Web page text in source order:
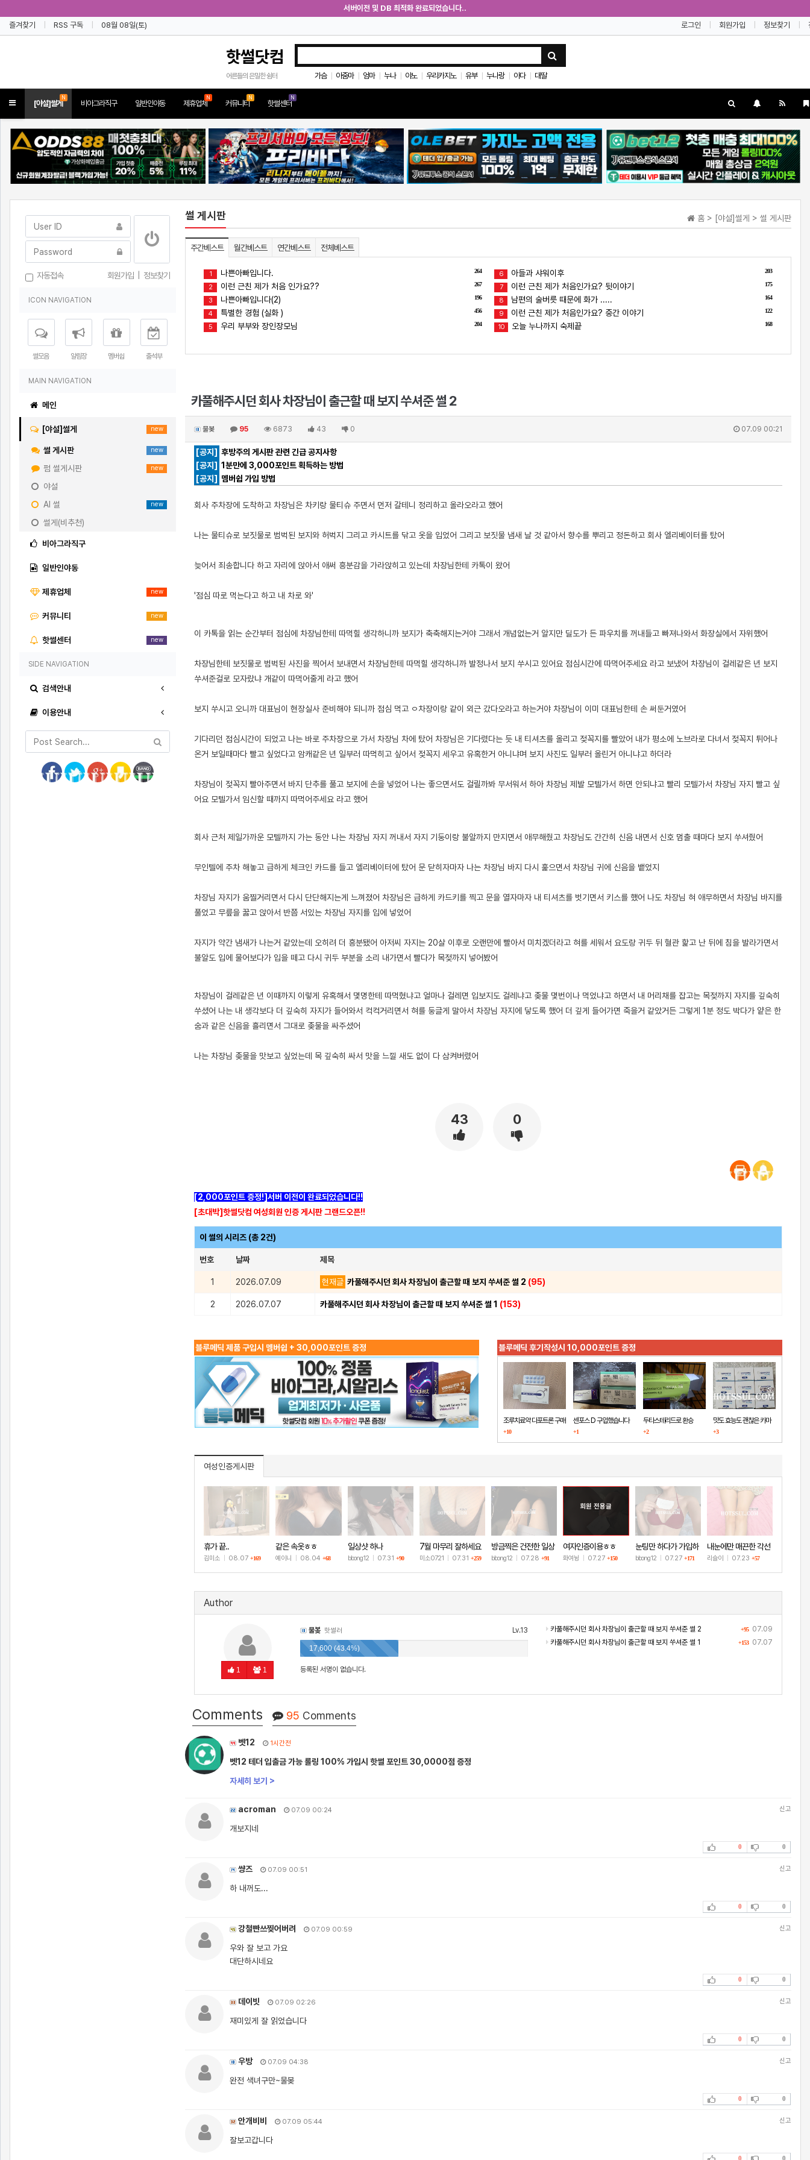
서버이전 및 DB 최적화 완료되었습니다..
즐겨찾기
RSS 구독 08월 08일(토) 로그인 회원가입 정보찾기
핫썰닷컴
어른들의 은밀한 쉼터 가슴 아줌마 엄마 누나 야노 우리카지노 유부 누나랑 아다 대딸
Toggle[야설]썰게
N
비아그라직구 일반인야동 제휴업체
N
커뮤니티
N
핫썰센터
N
홈 > [야설]썰게 > 썰 게시판
썰 게시판
주간베스트 월간베스트 연간베스트 전체베스트
264
1 나쁜아빠입니다.
267
2 이런 근친 제가 처음 인가요??
196
3 나쁜아빠입니다(2)
456
4 특별한 경험 (실화 )
204
5 우리 부부와 장인장모님
203
6 아들과 샤워이후
175
7 이런 근친 제가 처음인가요? 뒷이야기
164
8 남편의 술버릇 때문에 화가 .....
122
9 이런 근친 제가 처음인가요? 중간 이야기
168
10 오늘 누나까지 숙제끝
카풀해주시던 회사 차장님이 출근할 때 보지 쑤셔준 썰 2
물봊 95 6873 43 0 07.09 00:21
[공지] 후방주의 게시판 관련 긴급 공지사항
[공지] 1분만에 3,000포인트 획득하는 방법
[공지]
멤버쉽 가입 방법
회사 주차장에 도착하고 차장님은 차키랑 물티슈 주면서 먼저 갈테니 정리하고 올라오라고 했어
나는 물티슈로 보짓물로 범벅된 보지와 허벅지 그리고 카시트를 닦고 옷을 입었어 그리고 보짓물 냄새 날 것 같아서 향수를 뿌리고 정돈하고 회사 엘리베이터를 탔어
늦어서 죄송합니다 하고 자리에 앉아서 애써 흥분감을 가라앉히고 있는데 차장님한테 카톡이 왔어
'점심 따로 먹는다고 하고 내 차로 와'
이 카톡을 읽는 순간부터 점심에 차장님한테 따먹힐 생각하니까 보지가 축축해지는거야 그래서 개념없는거 알지만 딜도가 든 파우치를 꺼내들고 빠져나와서 화장실에서 자위했어
차장님한테 보짓물로 범벅된 사진을 찍어서 보내면서 차장님한테 따먹힐 생각하니까 발정나서 보지 쑤시고 있어요 점심시간에 따먹어주세요 라고 보냈어 차장님이 걸레같은 년 보지
쑤셔준걸로 모자랐냐 개같이 따먹어줄게 라고 했어
보지 쑤시고 오니까 대표님이 현장실사 준비해야 되니까 점심 먹고 ㅇ차장이랑 같이 외근 갔다오라고 하는거야 차장님이 이미 대표님한테 손 써둔거였어
기다리던 점심시간이 되었고 나는 바로 주차장으로 가서 차장님 차에 탔어 차장님은 기다렸다는 듯 내 티셔츠를 올리고 젖꼭지를 빨았어 내가 평소에 노브라로 다녀서 젖꼭지 튀어나
온거 보일때마다 빨고 싶었다고 암캐같은 년 일부러 따먹히고 싶어서 젖꼭지 세우고 유혹한거 아니냐며 보지 사진도 일부러 올린거 아니냐고 하더라
차장님이 젖꼭지 빨아주면서 바지 단추를 풀고 보지에 손을 넣었어 나는 좋으면서도 걸릴까봐 무서워서 하아 차장님 제발 모텔가서 하면 안되냐고 빨리 모텔가서 차장님 자지 빨고 싶
어요 모텔가서 임신할 때까지 따먹어주세요 라고 했어
회사 근처 제일가까운 모텔까지 가는 동안 나는 차장님 자지 꺼내서 자지 기둥이랑 불알까지 만지면서 애무해줬고 차장님도 간간히 신음 내면서 신호 멈출 때마다 보지 쑤셔줬어
무인텔에 주차 해놓고 급하게 체크인 카드를 들고 엘리베이터에 탔어 문 닫히자마자 나는 차장님 바지 다시 훑으면서 차장님 귀에 신음을 뱉었지
차장님 자지가 움찔거리면서 다시 단단해지는게 느껴졌어 차장님은 급하게 카드키를 찍고 문을 열자마자 내 티셔츠를 벗기면서 키스를 했어 나도 차장님 혀 애무하면서 차장님 바지를
풀었고 무릎을 꿇고 앉아서 반쯤 서있는 차장님 자지를 입에 넣었어
자지가 약간 냄새가 나는거 같았는데 오히려 더 흥분됐어 아저씨 자지는 20살 이후로 오랜만에 빨아서 미치겠더라고 혀를 세워서 요도랑 귀두 뒤 혈관 핥고 난 뒤에 침을 발라가면서
불알도 입에 물어보다가 입을 떼고 다시 귀두 부분을 소리 내가면서 빨다가 목젖까지 넣어봤어
차장님이 걸레같은 년 이때까지 이렇게 유혹해서 몇명한테 따먹혔냐고 얼마나 걸레면 입보지도 걸레냐고 좆물 몇번이나 먹었냐고 하면서 내 머리채를 잡고는 목젖까지 자지를 깊숙히
쑤셨어 나는 내 생각보다 더 깊숙히 자지가 들어와서 컥컥거리면서 혀를 둥글게 말아서 차장님 자지에 닿도록 했어 더 깊게 들어가면 죽을거 같았거든 그렇게 1분 정도 박다가 얕은 한
숨과 같은 신음을 흘리면서 그대로 좆물을 싸주셨어
나는 차장님 좆물을 맛보고 싶었는데 목 깊숙히 싸서 맛을 느낄 새도 없이 다 삼켜버렸어
43 0
[2,000포인트 증정!]서버 이전이 완료되었습니다!!
[초대박]핫썰닷컴 여성회원 인증 게시판 그랜드오픈!!
이 썰의 시리즈 (총 2건)
번호 날짜 제목
1 2026.07.09 현재글 카풀해주시던 회사 차장님이 출근할 때 보지 쑤셔준 썰 2 (95)
2 2026.07.07 카풀해주시던 회사 차장님이 출근할 때 보지 쑤셔준 썰 1 (153)
블루메딕 제품 구입시 멤버쉽 + 30,000포인트 증정 블루메딕 후기작성시 10,000포인트 증정
조루치료약 다포트론 구매
했습니다
+10
센포스 D 구입했습니다
+1
두타스테리드로 환승
+2
맛도 효능도 괜찮은 카마
그라
+3
여성인증게시판
휴가 끝..
김미소 08.07 +169
같은 속옷ㅎㅎ
예이니 08.04+68
일상샷 하나
bbong12 07.31 +90
7월 마무리 잘하세요
🫶
미소0721 07.31 +259
방금찍은 건전한 일상
샷
bbong12 07.28 +91
회원 전용글
여자인증이용ㅎㅎ
화여뉭 07.27+150
눈팅만 하다가 가입하
고 인증!
bbong12 07.27 +171
내눈에만 매끈한 각선
미
리슬이 07.23 +57
Author
1 1
Lv.13
물봊 핫썰러
17,600 (43.4%)
등록된 서명이 없습니다.
+95 07.09
카풀해주시던 회사 차장님이 출근할 때 보지 쑤셔준 썰 2
+153 07.07
카풀해주시던 회사 차장님이 출근할 때 보지 쑤셔준 썰 1
Comments 95 Comments
벳12 1시간전
벳12 테더 입출금 가능 롤링 100% 가입시 핫썰 포인트 30,0000점 증정
자세히 보기 >
acroman 07.09 00:24 신고
개보지네
0 0
썅즈 07.09 00:51 신고
하 내꺼도...
0 0
강철빤쓰찢어버려 07.09 00:59 신고
우와 잘 보고 가요
대단하시네요
0 0
데이빗 07.09 02:26 신고
재미있게 잘 읽었습니다
0 0
우방 07.09 04:38 신고
완전 색녀구만~물봊
0 0
안개비비 07.09 05:44 신고
잘보고갑니다
0 0
자동접속 회원가입 정보찾기
ICON NAVIGATION
썰모음 알림장 멤버쉽 출석부
MAIN NAVIGATION
메인
[야설]썰게 new
new
썰 게시판
new
펌 썰게시판
야설
new
AI 썰
썰게(비추천)
비아그라직구
일반인야동
제휴업체 new
커뮤니티 new
핫썰센터 new
SIDE NAVIGATION
검색안내
이용안내